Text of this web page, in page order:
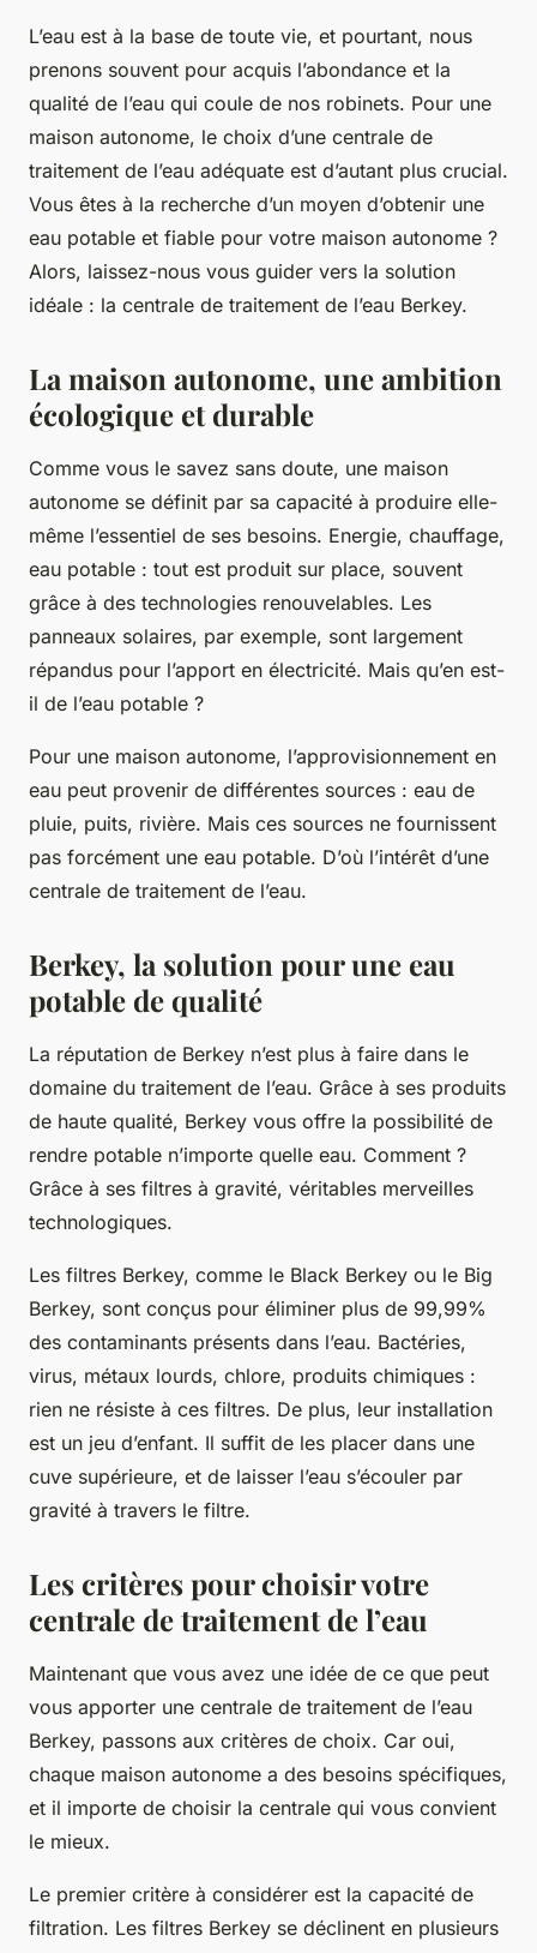
L’eau est à la base de toute vie, et pourtant, nous
prenons souvent pour acquis l’abondance et la
qualité de l’eau qui coule de nos robinets. Pour une
maison autonome, le choix d’une centrale de
traitement de l’eau adéquate est d’autant plus crucial.
Vous êtes à la recherche d’un moyen d’obtenir une
eau potable et fiable pour votre maison autonome ?
Alors, laissez-nous vous guider vers la solution
idéale : la centrale de traitement de l’eau Berkey.
La maison autonome, une ambition
écologique et durable
Comme vous le savez sans doute, une maison
autonome se définit par sa capacité à produire elle-
même l’essentiel de ses besoins. Energie, chauffage,
eau potable : tout est produit sur place, souvent
grâce à des technologies renouvelables. Les
panneaux solaires, par exemple, sont largement
répandus pour l’apport en électricité. Mais qu’en est-
il de l’eau potable ?
Pour une maison autonome, l’approvisionnement en
eau peut provenir de différentes sources : eau de
pluie, puits, rivière. Mais ces sources ne fournissent
pas forcément une eau potable. D’où l’intérêt d’une
centrale de traitement de l’eau.
Berkey, la solution pour une eau
potable de qualité
La réputation de Berkey n’est plus à faire dans le
domaine du traitement de l’eau. Grâce à ses produits
de haute qualité, Berkey vous offre la possibilité de
rendre potable n’importe quelle eau. Comment ?
Grâce à ses filtres à gravité, véritables merveilles
technologiques.
Les filtres Berkey, comme le Black Berkey ou le Big
Berkey, sont conçus pour éliminer plus de 99,99%
des contaminants présents dans l’eau. Bactéries,
virus, métaux lourds, chlore, produits chimiques :
rien ne résiste à ces filtres. De plus, leur installation
est un jeu d’enfant. Il suffit de les placer dans une
cuve supérieure, et de laisser l’eau s’écouler par
gravité à travers le filtre.
Les critères pour choisir votre
centrale de traitement de l’eau
Maintenant que vous avez une idée de ce que peut
vous apporter une centrale de traitement de l’eau
Berkey, passons aux critères de choix. Car oui,
chaque maison autonome a des besoins spécifiques,
et il importe de choisir la centrale qui vous convient
le mieux.
Le premier critère à considérer est la capacité de
filtration. Les filtres Berkey se déclinent en plusieurs